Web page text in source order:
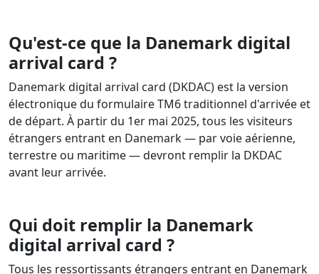
Qu'est-ce que la Danemark digital
arrival card ?
Danemark digital arrival card (DKDAC) est la version
électronique du formulaire TM6 traditionnel d'arrivée et
de départ. À partir du 1er mai 2025, tous les visiteurs
étrangers entrant en Danemark — par voie aérienne,
terrestre ou maritime — devront remplir la DKDAC
avant leur arrivée.
Qui doit remplir la Danemark
digital arrival card ?
Tous les ressortissants étrangers entrant en Danemark